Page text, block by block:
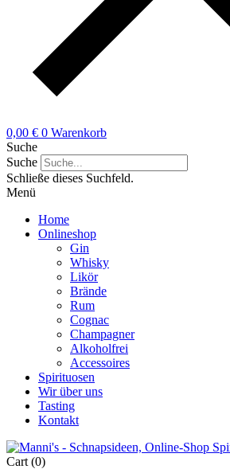
0,00 € 0 Warenkorb
Suche
Suche
Schließe dieses Suchfeld.
Menü
Home
Onlineshop
Gin
Whisky
Likör
Brände
Rum
Cognac
Champagner
Alkoholfrei
Accessoires
Spirituosen
Wir über uns
Tasting
Kontakt
Cart (0)